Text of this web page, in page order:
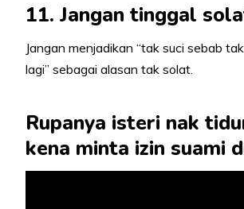
11. Jangan tinggal
Jangan menjadikan “tak suci sebab
lagi” sebagai alasan tak solat.
Rupanya isteri nak
kena minta izin suami